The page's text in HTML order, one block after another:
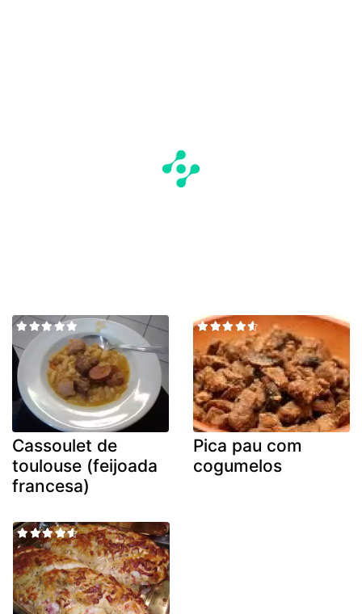
Cassoulet de
toulouse (feijoada
francesa)
Pica pau com
cogumelos